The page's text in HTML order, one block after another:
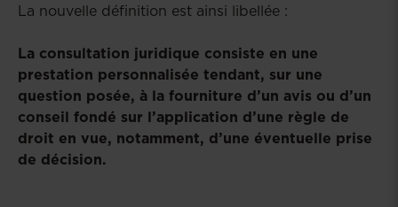
La nouvelle définition est ainsi libellée :
La consultation juridique consiste en une
prestation personnalisée tendant, sur une
question posée, à la fourniture d’un avis ou d’un
conseil fondé sur l’application d’une règle de
droit en vue, notamment, d’une éventuelle prise
de décision.